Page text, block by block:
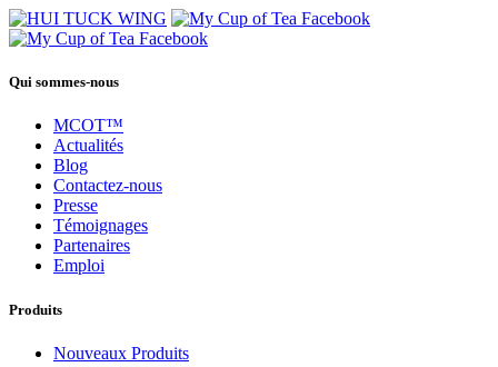
Qui sommes-nous
MCOT™
Actualités
Blog
Contactez-nous
Presse
Témoignages
Partenaires
Emploi
Produits
Nouveaux Produits